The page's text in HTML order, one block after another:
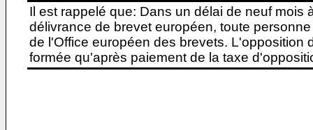
Il est rappelé que: Dans un délai de neuf
délivrance de brevet européen, toute
de l'Office européen des brevets. L'opposition
formée qu'après paiement de la taxe